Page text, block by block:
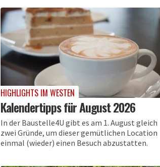
HIGHLIGHTS IM WESTEN
Kalendertipps für August 2026
In der Baustelle4U gibt es am 1. August gleich
zwei Gründe, um dieser gemütlichen Location
einmal (wieder) einen Besuch abzustatten.